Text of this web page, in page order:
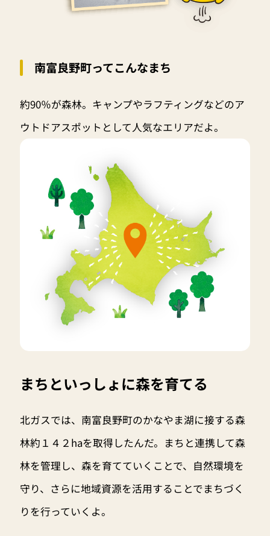
南富良野町ってこんなまち
約90％が森林。キャンプやラフティングなどのア
ウトドアスポットとして人気なエリアだよ。
まちといっしょに森を育てる
北ガスでは、南富良野町のかなやま湖に接する森
林約１４２haを取得したんだ。まちと連携して森
林を管理し、森を育てていくことで、自然環境を
守り、さらに地域資源を活用することでまちづく
りを行っていくよ。